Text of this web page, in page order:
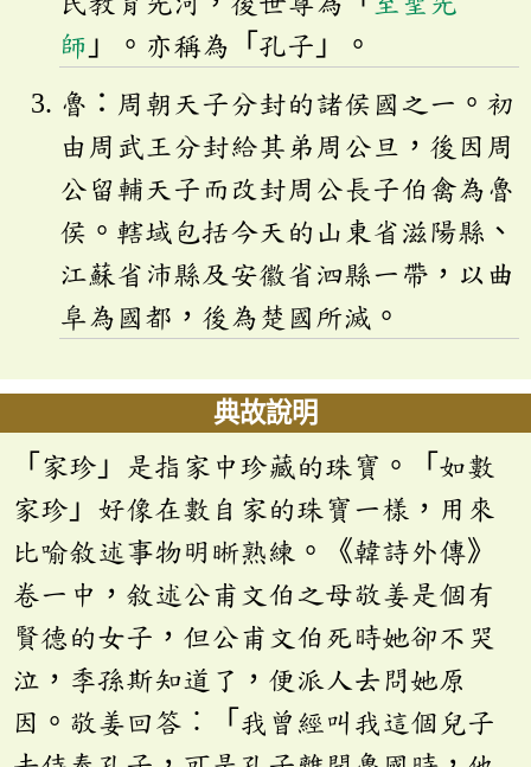
師 」。亦稱為「孔子」。
魯：周朝天子分封的諸侯國之一。初
由周武王分封給其弟周公旦，後因周
公留輔天子而改封周公長子伯禽為魯
侯。轄域包括今天的山東省滋陽縣、
江蘇省沛縣及安徽省泗縣一帶，以曲
阜為國都，後為楚國所滅。
典故說明
「家珍」是指家中珍藏的珠寶。「如數
家珍」好像在數自家的珠寶一樣，用來
比喻敘述事物明晰熟練。《韓詩外傳》
卷一中，敘述公甫文伯之母敬姜是個有
賢德的女子，但公甫文伯死時她卻不哭
泣，季孫斯知道了，便派人去問她原
因。敬姜回答︰「我曾經叫我這個兒子